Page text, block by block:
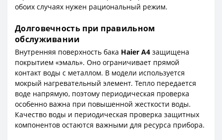
обоих случаях нужен рациональный режим.
Долговечность при правильном
обслуживании
Внутренняя поверхность бака Haier A4 защищена
покрытием «эмаль». Оно ограничивает прямой
контакт воды с металлом. В модели используется
мокрый нагревательный элемент. Тепло передается
воде напрямую, поэтому периодическая проверка
особенно важна при повышенной жесткости воды.
Качество воды и периодическая проверка защитных
компонентов остаются важными для ресурса прибора.